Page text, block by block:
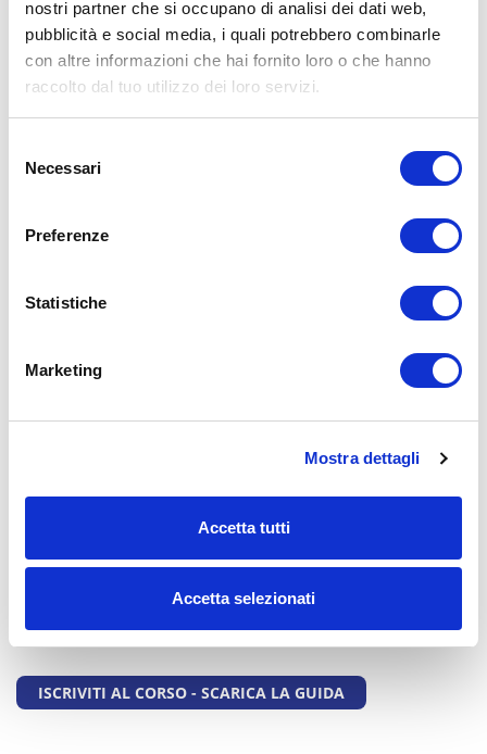
nostri partner che si occupano di analisi dei dati web,
pubblicità e social media, i quali potrebbero combinarle
con altre informazioni che hai fornito loro o che hanno
raccolto dal tuo utilizzo dei loro servizi.
delNecessari
Preferenze
Statistiche
Marketing
Mostra dettagli
Accetta tutti
Accetta selezionati
Email
Soggetto
Commento
ISCRIVITI AL CORSO - SCARICA LA GUIDA